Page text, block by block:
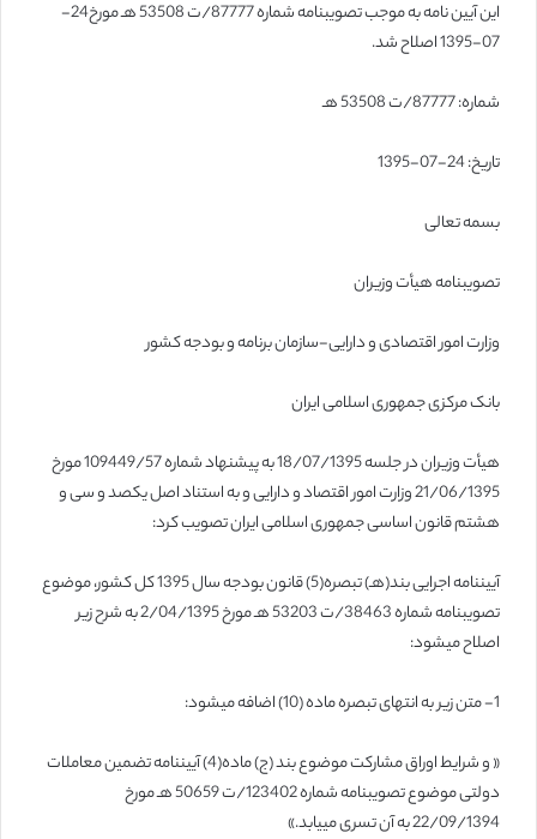
این آیین نامه به موجب تصویب­نامه شماره 87777/ت 53508 هـ مورخ24-
07-1395 اصلاح شد.
شماره: 87777/ت 53508 هـ
تاریخ: 24-07-1395
بسمه تعالی
تصویب­نامه هیأت وزیران
وزارت امور اقتصادی و دارایی-سازمان برنامه و بودجه کشور
بانک مرکزی جمهوری اسلامی ایران
هیأت وزیران در جلسه 18/07/1395 به پیشنهاد شماره 109449/57 مورخ
21/06/1395 وزارت امور اقتصاد و دارایی و به استناد اصل یکصد و سی و
هشتم قانون اساسی جمهوری اسلامی ایران تصویب کرد:
آیین­نامه اجرایی بند(هـ) تبصره(5) قانون بودجه سال 1395 کل کشور، موضوع
تصویب­نامه شماره 38463/ت 53203 هـ مورخ 2/04/1395 به شرح زیر
اصلاح می­شود:
1-­ متن زیر به انتهای تبصره ماده (10) اضافه می­شود:
« و شرایط اوراق مشارکت موضوع بند (ج) ماده(4) آیین­نامه تضمین معاملات
دولتی موضوع تصویب­نامه شماره 123402/ت 50659 هـ مورخ
22/09/1394 به آن تسری می­یابد.»